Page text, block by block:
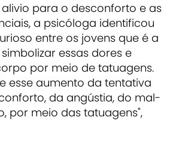
para o desconforto e as
a psicóloga identificou
entre os jovens que é a
essas dores e
por meio de tatuagens.
esse aumento da tentativa
da angústia, do mal-
por meio das tatuagens",